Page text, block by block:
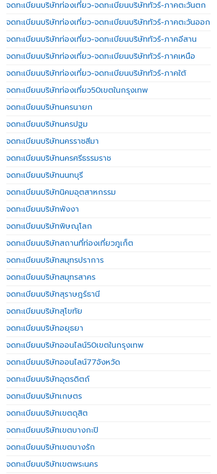
จดทะเบียนบริษัทท่องเที่ยว-จดทะเบียนบริษัททัวร์-ภาคตะวันตก
จดทะเบียนบริษัทท่องเที่ยว-จดทะเบียนบริษัททัวร์-ภาคตะวันออก
จดทะเบียนบริษัทท่องเที่ยว-จดทะเบียนบริษัททัวร์-ภาคอีสาน
จดทะเบียนบริษัทท่องเที่ยว-จดทะเบียนบริษัททัวร์-ภาคเหนือ
จดทะเบียนบริษัทท่องเที่ยว-จดทะเบียนบริษัททัวร์-ภาคใต้
จดทะเบียนบริษัทท่องเที่ยว50เขตในกรุงเทพ
จดทะเบียนบริษัทนครนายก
จดทะเบียนบริษัทนครปฐม
จดทะเบียนบริษัทนครราชสีมา
จดทะเบียนบริษัทนครศรีธรรมราช
จดทะเบียนบริษัทนนทบุรี
จดทะเบียนบริษัทนิคมอุตสาหกรรม
จดทะเบียนบริษัทพังงา
จดทะเบียนบริษัทพิษณุโลก
จดทะเบียนบริษัทสถานที่ท่องเที่ยวภูเก็ต
จดทะเบียนบริษัทสมุทรปราการ
จดทะเบียนบริษัทสมุทรสาคร
จดทะเบียนบริษัทสุราษฎร์ธานี
จดทะเบียนบริษัทสุโขทัย
จดทะเบียนบริษัทอยุธยา
จดทะเบียนบริษัทออนไลน์50เขตในกรุงเทพ
จดทะเบียนบริษัทออนไลน์77จังหวัด
จดทะเบียนบริษัทอุตรดิตถ์
จดทะเบียนบริษัทเกษตร
จดทะเบียนบริษัทเขตดุสิต
จดทะเบียนบริษัทเขตบางกะปิ
จดทะเบียนบริษัทเขตบางรัก
จดทะเบียนบริษัทเขตพระนคร